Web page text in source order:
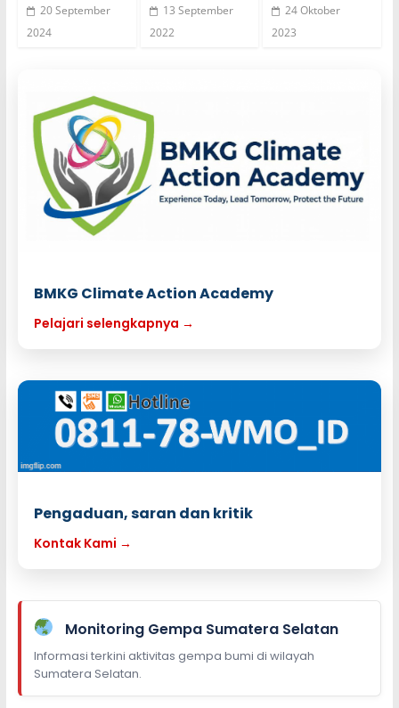
20 September
2024
13 September
2022
24 Oktober
2023
BMKG Climate Action Academy
Pelajari selengkapnya →
Pengaduan, saran dan kritik
Kontak Kami →
Monitoring Gempa Sumatera Selatan
Informasi terkini aktivitas gempa bumi di wilayah
Sumatera Selatan.